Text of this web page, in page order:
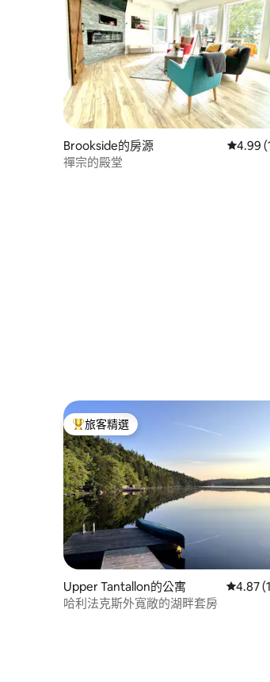
Brookside的房源 從 116
4.99
禪宗的殿堂
旅客精選榜首
旅客精選
Upper Tantallon的公寓 從 183
4.87
哈利法克斯外寬敞的湖畔套房